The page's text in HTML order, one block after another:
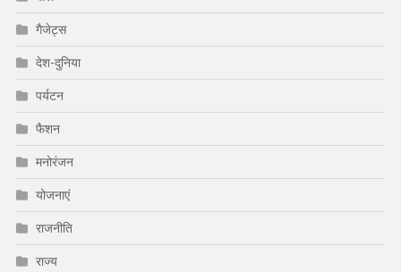
गैजेट्स
देश-दुनिया
पर्यटन
फैशन
मनोरंजन
योजनाएं
राजनीति
राज्य